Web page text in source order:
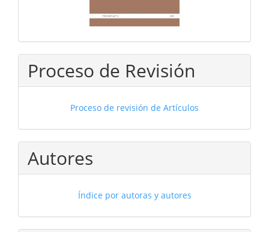
Proceso de Revisión
Proceso de revisión de Artículos
Autores
Índice por autoras y autores